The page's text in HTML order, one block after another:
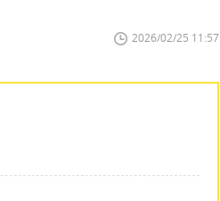
2026/02/25 11:57